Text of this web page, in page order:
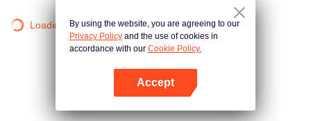
Loading…By using the website, you are agreeing to our
Privacy Policy and the use of cookies in
accordance with our Cookie Policy.
Accept